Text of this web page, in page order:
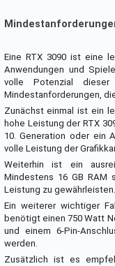
Eine RTX 3090 ist eine
Anwendungen und
volle Potenzial
Mindestanforderungen,
Zunächst einmal ist ein
hohe Leistung der RTX
10. Generation oder ein
volle Leistung der
Weiterhin ist ein
Mindestens 16 GB RAM
Leistung zu gewährleisten.
Ein weiterer wichtiger
benötigt einen 750 Watt
und einem 6-Pin-
werden.
Zusätzlich ist es